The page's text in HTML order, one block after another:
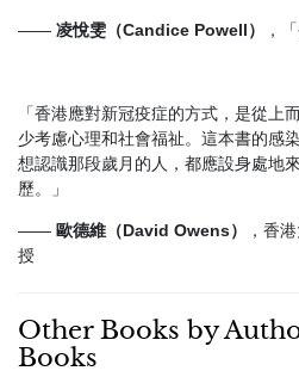
—— 凌悅雯（Candice Powell） ，
「香港應對新冠疫症的方式，是從上
少考慮心理和社會福祉。這本書的感
想認識那段歲月的人，都應設身處地
歷。」
—— 歐德維（David Owens）
，香
授
Other Books by
Books